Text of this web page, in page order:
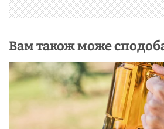
в
Вам також може